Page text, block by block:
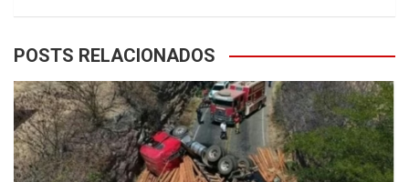
POSTS RELACIONADOS